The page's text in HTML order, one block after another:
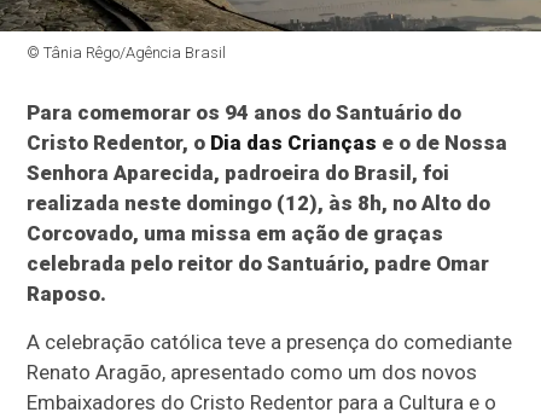
© Tânia Rêgo/Agência Brasil
Para comemorar os 94 anos do Santuário do
Cristo Redentor, o Dia das Crianças e o de Nossa
Senhora Aparecida, padroeira do Brasil, foi
realizada neste domingo (12), às 8h, no Alto do
Corcovado, uma missa em ação de graças
celebrada pelo reitor do Santuário, padre Omar
Raposo.
A celebração católica teve a presença do comediante
Renato Aragão, apresentado como um dos novos
Embaixadores do Cristo Redentor para a Cultura e o